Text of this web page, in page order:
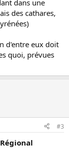
dans une
des cathares,
d'entre eux doit
quoi, prévues
#3